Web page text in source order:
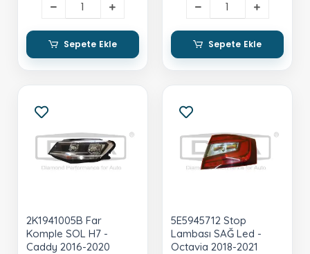
Sepete Ekle Sepete Ekle
2K1941005B Far
Komple SOL H7 -
Caddy 2016-2020
5E5945712 Stop
Lambası SAĞ Led -
Octavia 2018-2021